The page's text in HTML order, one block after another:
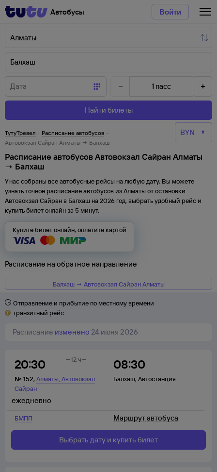
Автобусы Войти
1 пасс
Найти билеты
ТутуТревел · Расписание автобусов ·
Автовокзал Сайран Алматы → Балхаш
Расписание автобусов Автовокзал Сайран Алматы
→ Балхаш
У нас собраны все автобусные рейсы на любую дату. Вы можете
узнать точное расписание автобусов изАлматы отостановки
Автовокзал Сайран в Балхаш на 2026 год, выбрать удобный рейс и
купить билет онлайн за 5 минут.
Купите билет онлайн, оплатите картой
Расписание на обратное направление
Балхаш → Автовокзал Сайран Алматы
Отправление и прибытие по местному времени
транзитный рейс
Расписание изменено 24 июня 2026
20:30
№ 152, Алматы,Автовокзал
Сайран
08:30
Балхаш, Автостанция
12 ч
БМПП
ежедневно
Маршрут автобуса
Выбрать дату и купить билет